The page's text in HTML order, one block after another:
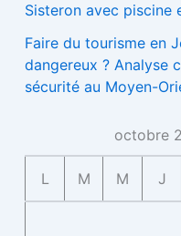
Sisteron avec piscine
Faire du tourisme en
dangereux ? Analyse
sécurité au Moyen-
octobre
L M M J